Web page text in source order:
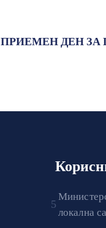
ПРИЕМЕН ДЕН ЗА
локална